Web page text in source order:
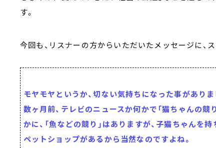
す。
今回も、リスナーの方からいただいたメッセージに、
モヤモヤというか、切ない気持ちになった事がありま
数ヶ月前、テレビのニュースか何かで「猫ちゃんの競
かに、「魚などの競り」はありますが、子猫ちゃんを
ペットショップがあるから当然なのですよね。